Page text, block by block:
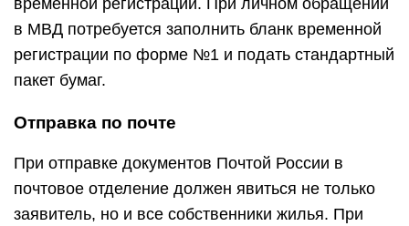
временной регистрации. При личном обращении
в МВД потребуется заполнить бланк временной
регистрации по форме №1 и подать стандартный
пакет бумаг.
Отправка по почте
При отправке документов Почтой России в
почтовое отделение должен явиться не только
заявитель, но и все собственники жилья. При